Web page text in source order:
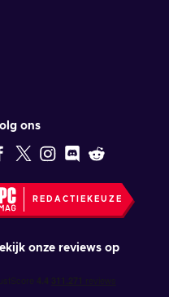
ons
REDACTIEKEUZE
onze reviews op